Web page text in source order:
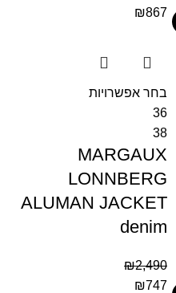
₪867
בחר אפשרויות
36
38
MARGAUX
LONNBERG
ALUMAN JACKET
denim
₪2,490
₪747